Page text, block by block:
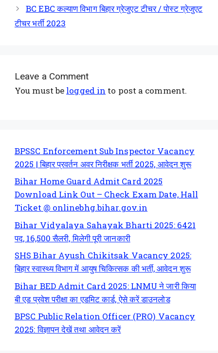
BC EBC कल्याण विभाग बिहार ग्रेजुएट टीचर / पोस्ट ग्रेजुएट
टीचर भर्ती 2023
Leave a Comment
You must be logged in to post a comment.
BPSSC Enforcement Sub Inspector Vacancy
2025 | बिहार प्रवर्तन अवर निरीक्षक भर्ती 2025, आवेदन शुरू
Bihar Home Guard Admit Card 2025
Download Link Out – Check Exam Date, Hall
Ticket @ onlinebhg.bihar.gov.in
Bihar Vidyalaya Sahayak Bharti 2025: 6421
पद, 16,500 सैलरी, मिलेगी पूरी जानकारी
SHS Bihar Ayush Chikitsak Vacancy 2025:
बिहार स्वास्थ्य विभाग में आयुष चिकित्सक की भर्ती, आवेदन शुरू
Bihar BED Admit Card 2025: LNMU ने जारी किया
बी एड प्रवेश परीक्षा का एडमिट कार्ड, ऐसे करें डाउनलोड
BPSC Public Relation Officer (PRO) Vacancy
2025: विज्ञापन देखें तथा आवेदन करें